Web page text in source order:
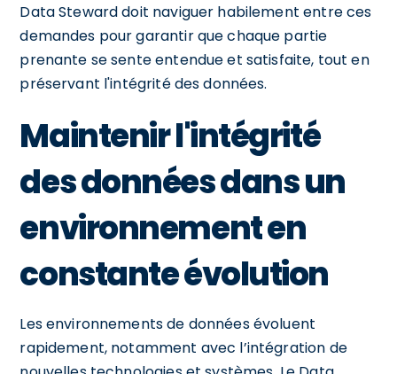
Data Steward doit naviguer habilement entre ces
demandes pour garantir que chaque partie
prenante se sente entendue et satisfaite, tout en
préservant l'intégrité des données.
Maintenir l'intégrité
des données dans un
environnement en
constante évolution
Les environnements de données évoluent
rapidement, notamment avec l’intégration de